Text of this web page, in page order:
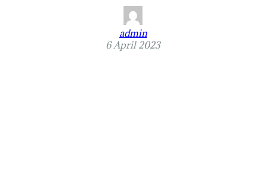
admin
6 April 2023